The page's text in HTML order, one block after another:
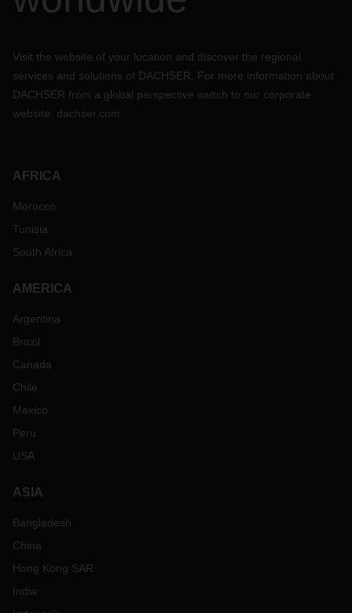
Visit the website of your location and discover the regional
services and solutions of DACHSER. For more information about
DACHSER from a global perspective switch to our corporate
website: dachser.com
AFRICA
Morocco
Tunisia
South Africa
AMERICA
Argentina
Brazil
Canada
Chile
Mexico
Peru
USA
ASIA
Bangladesh
China
Hong Kong SAR
India